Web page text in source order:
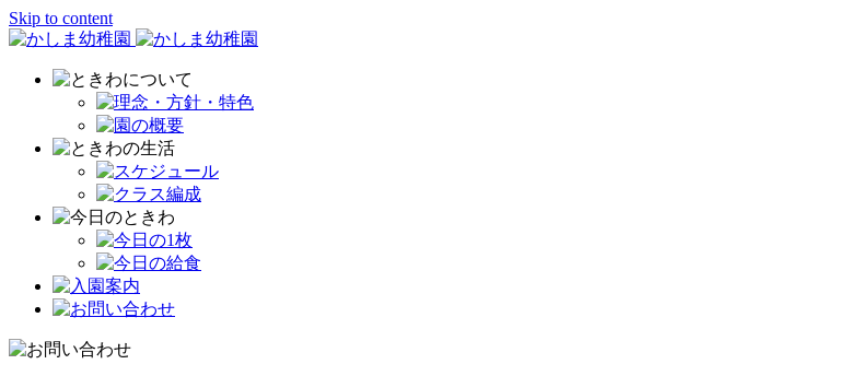
Skip to content